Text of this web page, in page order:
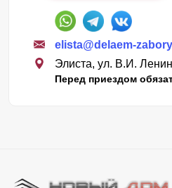
elista@delaem-
Элиста, ул. В.И.
Перед приездом